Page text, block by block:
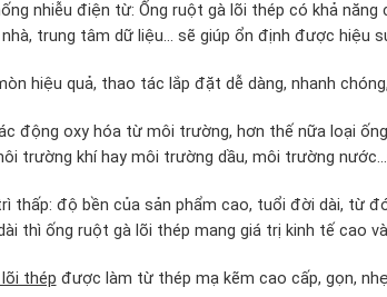
nhiễu điện từ: Ống ruột gà lõi thép có khả
trung tâm dữ liệu… sẽ giúp ổn định được hiệu
hiệu quả, thao tác lắp đặt dễ dàng, nhanh
động oxy hóa từ môi trường, hơn thế nữa loại
trường khí hay môi trường dầu, môi trường
thấp: độ bền của sản phẩm cao, tuổi đời dài, từ
thì ống ruột gà lõi thép mang giá trị kinh tế cao
thép được làm từ thép mạ kẽm cao cấp, gọn,